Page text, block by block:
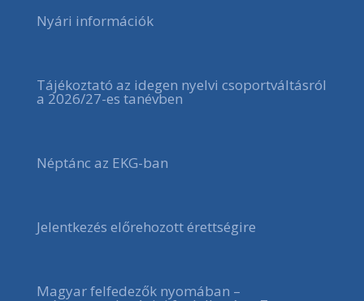
Nyári információk
Tájékoztató az idegen nyelvi csoportváltásról
a 2026/27-es tanévben
Néptánc az EKG-ban
Jelentkezés előrehozott érettségire
Magyar felfedezők nyomában –